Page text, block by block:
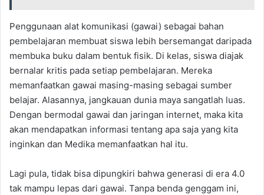
Penggunaan alat komunikasi (gawai) sebagai bahan
pembelajaran membuat siswa lebih bersemangat daripada
membuka buku dalam bentuk fisik. Di kelas, siswa diajak
bernalar kritis pada setiap pembelajaran. Mereka
memanfaatkan gawai masing-masing sebagai sumber
belajar. Alasannya, jangkauan dunia maya sangatlah luas.
Dengan bermodal gawai dan jaringan internet, maka kita
akan mendapatkan informasi tentang apa saja yang kita
inginkan dan Medika memanfaatkan hal itu.
Lagi pula, tidak bisa dipungkiri bahwa generasi di era 4.0
tak mampu lepas dari gawai. Tanpa benda genggam ini,